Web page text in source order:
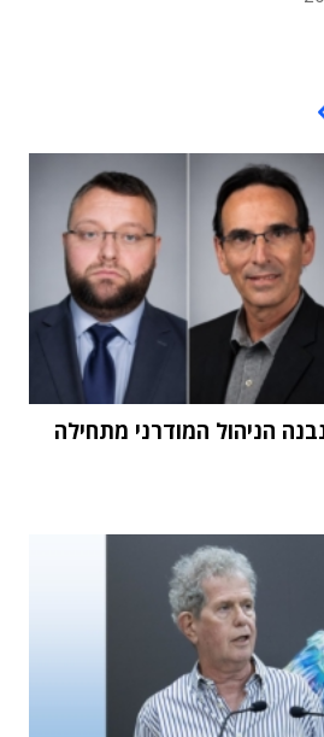
הניהול המודרני מתחילה